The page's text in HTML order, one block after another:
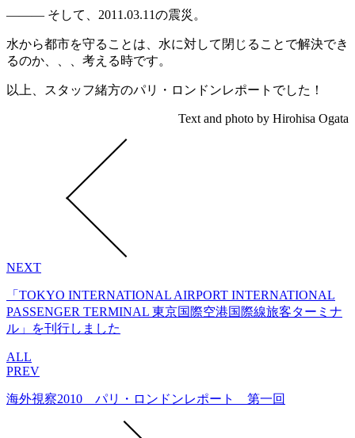
――― そして、2011.03.11の震災。
水から都市を守ることは、水に対して閉じることで解決でき
るのか、、、考える時です。
以上、スタッフ緒方のパリ・ロンドンレポートでした！
Text and photo by Hirohisa Ogata
NEXT
「TOKYO INTERNATIONAL AIRPORT INTERNATIONAL
PASSENGER TERMINAL 東京国際空港国際線旅客ターミナ
ル」を刊行しました
ALL
PREV
海外視察2010 パリ・ロンドンレポート 第一回